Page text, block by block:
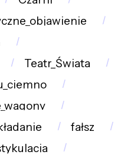
Teatr_Świata
fałsz